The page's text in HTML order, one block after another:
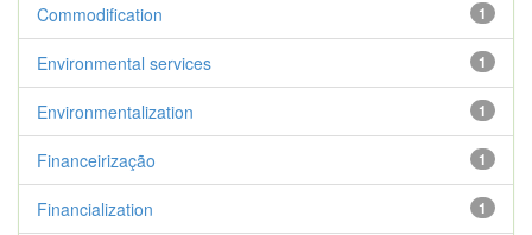
1
Commodification
1
Environmental services
1
Environmentalization
1
Financeirização
1
Financialization